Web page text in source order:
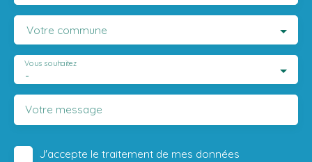
Votre commune
-
Vous souhaitez
Votre message
J'accepte le traitement de mes données